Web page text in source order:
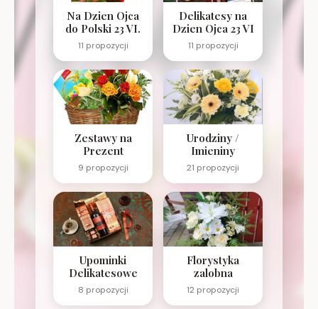
Na Dzien Ojca
do Polski 23 VI.
11 propozycji
Delikatesy na
Dzien Ojca 23 VI
11 propozycji
Zestawy na
Prezent
9 propozycji
Urodziny /
Imieniny
21 propozycji
Upominki
Delikatesowe
8 propozycji
Florystyka
zalobna
12 propozycji